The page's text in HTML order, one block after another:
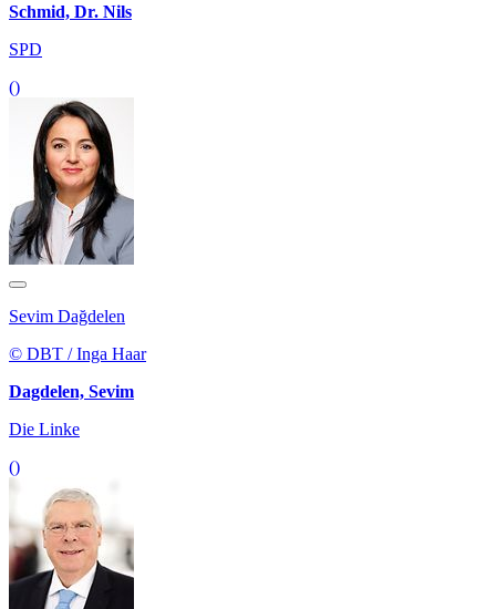
Schmid, Dr. Nils
SPD
()
Sevim Dağdelen
© DBT / Inga Haar
Dagdelen, Sevim
Die Linke
()